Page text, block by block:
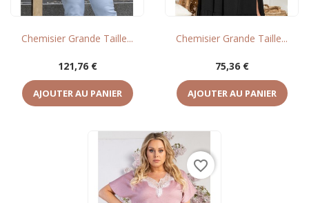
Chemisier Grande Taille...
Prix
121,76 €
AJOUTER AU PANIER
Chemisier Grande Taille...
Prix
75,36 €
AJOUTER AU PANIER
favorite_border